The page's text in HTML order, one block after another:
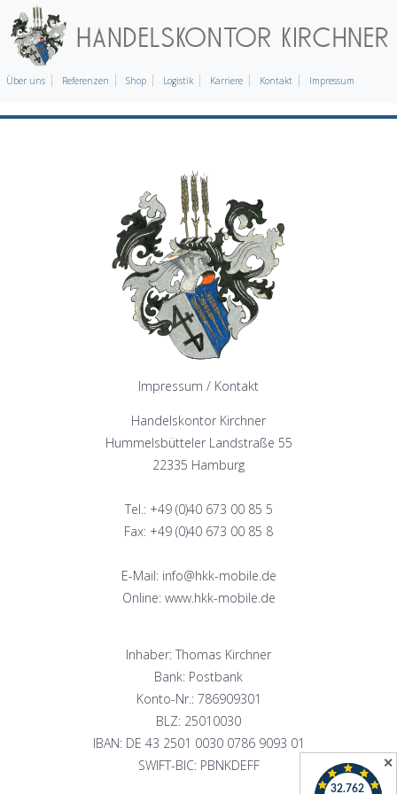
Über uns Referenzen Shop Logistik Karriere Kontakt Impressum
Impressum / Kontakt
Handelskontor Kirchner
Hummelsbütteler Landstraße 55
22335 Hamburg
Tel.: +49 (0)40 673 00 85 5
Fax: +49 (0)40 673 00 85 8
E-Mail: info@hkk-mobile.de
Online: www.hkk-mobile.de
Inhaber: Thomas Kirchner
Bank: Postbank
Konto-Nr.: 786909301
BLZ: 25010030
IBAN: DE 43 2501 0030 0786 9093 01
SWIFT-BIC: PBNKDEFF
✕